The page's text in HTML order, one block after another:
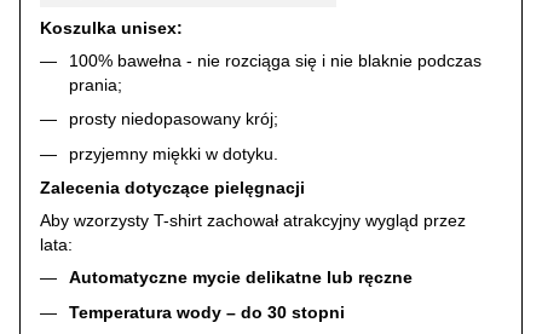
Koszulka unisex:
100% bawełna - nie rozciąga się i nie blaknie podczas
prania;
prosty niedopasowany krój;
przyjemny miękki w dotyku.
Zalecenia dotyczące pielęgnacji
Aby wzorzysty T-shirt zachował atrakcyjny wygląd przez
lata:
Automatyczne mycie delikatne lub ręczne
Temperatura wody – do 30 stopni